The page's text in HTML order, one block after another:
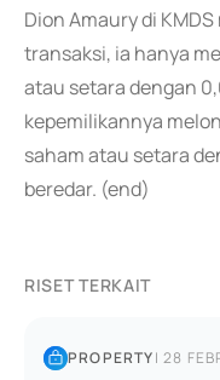
Dion Amaury di
transaksi, ia hanya
atau setara dengan
kepemilikannya
saham atau setara
beredar. (end)
RISET TERKAIT
PROPERTY|28